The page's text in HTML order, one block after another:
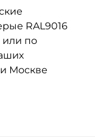
RAL9016
или по
Москве